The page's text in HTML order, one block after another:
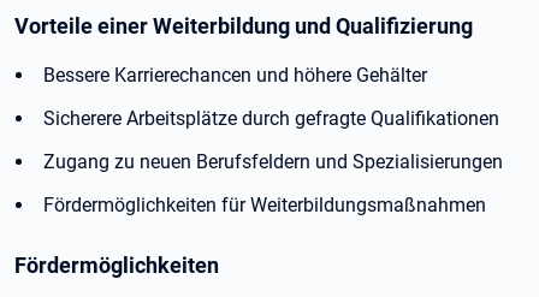
Vorteile einer Weiterbildung und Qualifizierung
Bessere Karrierechancen und höhere Gehälter
Sicherere Arbeitsplätze durch gefragte Qualifikationen
Zugang zu neuen Berufsfeldern und Spezialisierungen
Fördermöglichkeiten für Weiterbildungsmaßnahmen
Fördermöglichkeiten